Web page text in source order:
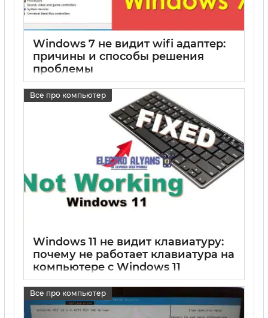
Windows 7 не видит wifi адаптер:
причины и способы решения
проблемы
17 05 2025 0
Все про компьютер
Windows 11 не видит клавиатуру:
почему не работает клавиатура на
компьютере с Windows 11
17 05 2025 0
Все про компьютер